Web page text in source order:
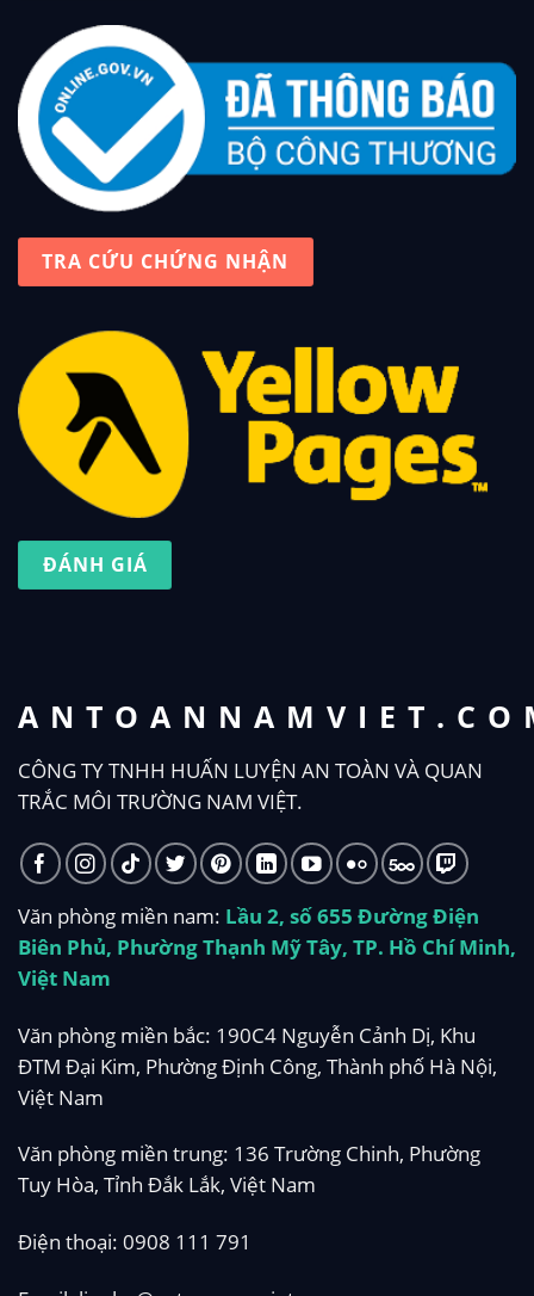
CÔNG TY TNHH HUẤN LUYỆN AN TOÀN VÀ QUAN
TRẮC MÔI TRƯỜNG NAM VIỆT.
Văn phòng miền nam: Lầu 2, số 655 Đường Điện
Biên Phủ, Phường Thạnh Mỹ Tây, TP. Hồ Chí Minh,
Việt Nam
Văn phòng miền bắc: 190C4 Nguyễn Cảnh Dị, Khu
ĐTM Đại Kim, Phường Định Công, Thành phố Hà Nội,
Việt Nam
Văn phòng miền trung: 136 Trường Chinh, Phường
Tuy Hòa, Tỉnh Đắk Lắk, Việt Nam
Điện thoại: 0908 111 791
TRA CỨU CHỨNG NHẬN
ĐÁNH GIÁ